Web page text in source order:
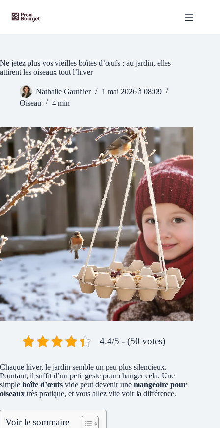
contenu
Ne jetez plus vos vieilles boîtes d’œufs : au jardin, elles
attirent les oiseaux tout l’hiver
Nathalie Gauthier
1 mai 2026 à 08:09
Oiseau
4 min
4.4/5 - (50 votes)
Chaque hiver, le jardin semble un peu plus silencieux.
Pourtant, il suffit d’un petit geste pour changer cela. Une
simple boîte d’œufs vide peut devenir une mangeoire pour
oiseaux très pratique, et vous allez vite voir la différence.
Voir le sommaire